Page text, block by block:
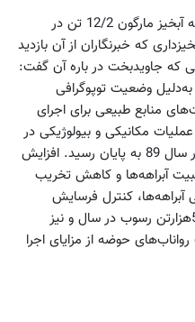
به گفته وی، میزان فرسایش درحوضه آبخیز مارگون 12/2 تن در
که خبرنگاران از آن بازدید
که جاویدبخت در باره آن گفت:
مساحت به‌دلیل وضعیت توپوگرافی
منابع طبیعی برای اجرای
مکانیکی و بیولوژیکی در
این محدوده در سال 80 آغاز شد و در سال 89 به پایان رسید. افزایش
آبراهه‌ها و کاهش تخریب
کنترل فرسایش
حوضه به میزان 55‌درصد و کنترل 50هزارتن رسوب در سال و نیز
مکعب رواناب‌های حوضه از مزایای اجرا